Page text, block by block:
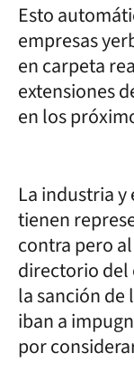
Esto
empresas
en carpeta
extensiones
en los
La industria
tienen
contra pero
directorio del
la sanción
iban a
por